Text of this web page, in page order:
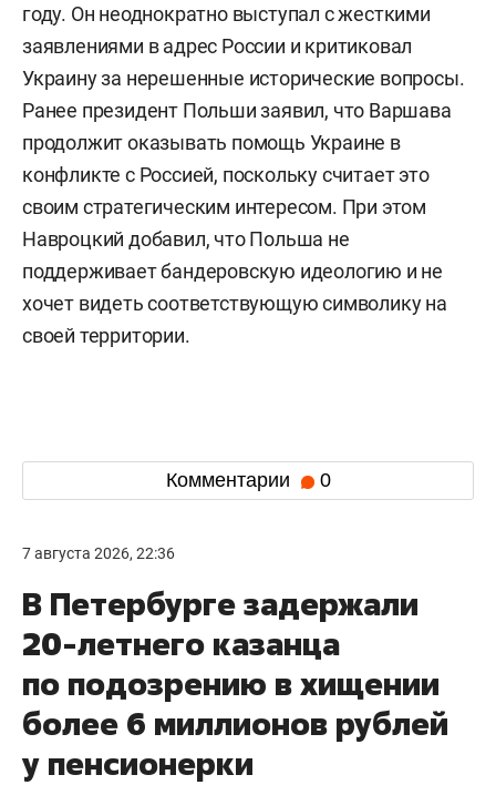
году. Он неоднократно выступал с жесткими
заявлениями в адрес России и критиковал
Украину за нерешенные исторические вопросы.
Ранее президент Польши заявил, что Варшава
продолжит оказывать помощь Украине в
конфликте с Россией, поскольку считает это
своим стратегическим интересом. При этом
Навроцкий добавил, что Польша не
поддерживает бандеровскую идеологию и не
хочет видеть соответствующую символику на
своей территории.
Комментарии 0
7 августа 2026, 22:36
В Петербурге задержали
20-летнего казанца
по подозрению в хищении
более 6 миллионов рублей
у пенсионерки